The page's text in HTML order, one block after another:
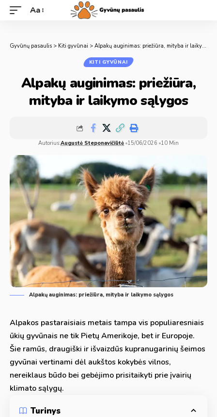
Aa
Gyvūnų pasaulis > Kiti gyvūnai > Alpakų auginimas: priežiūra, mityba ir laikymo sąlygos
KITI GYVŪNAI
Alpakų auginimas: priežiūra,
mityba ir laikymo sąlygos
Autorius:Augustė Steponavičiūtė 15/06/2026 10 Min
Alpakų auginimas: priežiūra, mityba ir laikymo sąlygos
Alpakos pastaraisiais metais tampa vis populiaresniais
ūkių gyvūnais ne tik Pietų Amerikoje, bet ir Europoje.
Šie ramūs, draugiški ir išvaizdūs kupranugarinių šeimos
gyvūnai vertinami dėl aukštos kokybės vilnos,
nereiklaus būdo bei gebėjimo prisitaikyti prie įvairių
klimato sąlygų.
Turinys